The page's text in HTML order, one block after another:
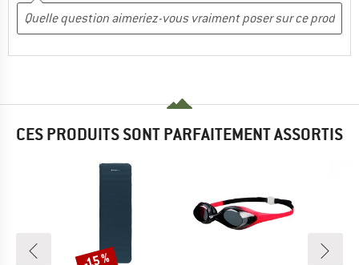
CES PRODUITS SONT PARFAITEMENT ASSORTIS
Remise